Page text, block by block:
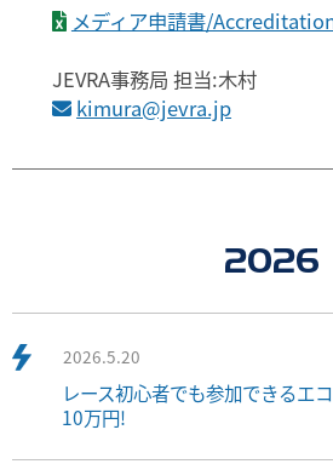
メディア申請書/
JEVRA事務局 担当:木村
kimura@jevra.jp
2026
2026.5.20
レース初心者でも参加できるエ
10万円!